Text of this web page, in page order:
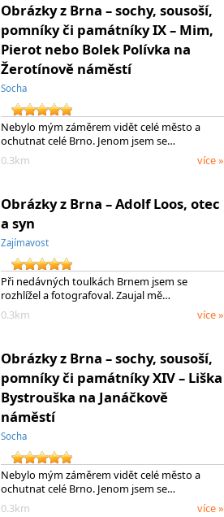
Obrázky z Brna – sochy, sousoší,
pomníky či památníky IX – Mim,
Pierot nebo Bolek Polívka na
Žerotínově náměstí
Socha
Nebylo mým záměrem vidět celé město a
ochutnat celé Brno. Jenom jsem se…
0.3km
více »
Obrázky z Brna – Adolf Loos, otec
a syn
Zajímavost
Při nedávných toulkách Brnem jsem se
rozhlížel a fotografoval. Zaujal mě…
0.3km
více »
Obrázky z Brna – sochy, sousoší,
pomníky či památníky XIV – Liška
Bystrouška na Janáčkově
náměstí
Socha
Nebylo mým záměrem vidět celé město a
ochutnat celé Brno. Jenom jsem se…
0.3km
více »